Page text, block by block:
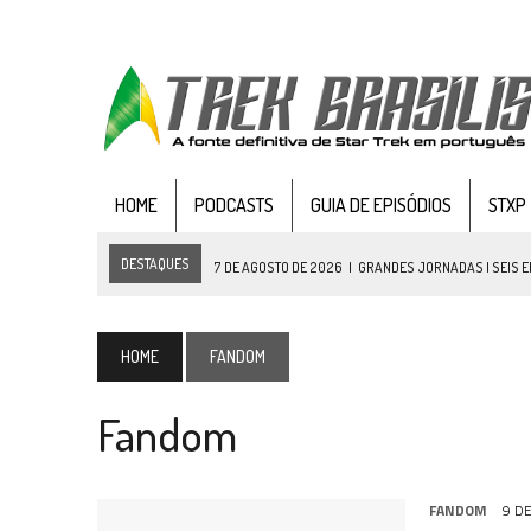
HOME PODCASTS GUIA DE EPISÓDIOS STXP
DESTAQUES 7 DE AGOSTO DE 2026 | GRANDES JORNADAS | SEIS
5 DE AGOSTO DE 2026 | BALDE DO ODO #122 CHILDREN OF TIME
4 DE AGOSTO DE 2026
PARAMOUNT E CBS DERRUBAM NOVO VÍDEO
HOME FANDOM
Fandom
FANDOM 9